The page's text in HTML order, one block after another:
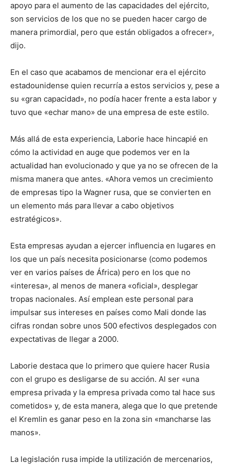
apoyo para el aumento de las capacidades del ejército,
son servicios de los que no se pueden hacer cargo de
manera primordial, pero que están obligados a ofrecer»,
dijo.
En el caso que acabamos de mencionar era el ejército
estadounidense quien recurría a estos servicios y, pese a
su «gran capacidad», no podía hacer frente a esta labor y
tuvo que «echar mano» de una empresa de este estilo.
Más allá de esta experiencia, Laborie hace hincapié en
cómo la actividad en auge que podemos ver en la
actualidad han evolucionado y que ya no se ofrecen de la
misma manera que antes. «Ahora vemos un crecimiento
de empresas tipo la Wagner rusa, que se convierten en
un elemento más para llevar a cabo objetivos
estratégicos».
Esta empresas ayudan a ejercer influencia en lugares en
los que un país necesita posicionarse (como podemos
ver en varios países de África) pero en los que no
«interesa», al menos de manera «oficial», desplegar
tropas nacionales. Así emplean este personal para
impulsar sus intereses en países como Mali donde las
cifras rondan sobre unos 500 efectivos desplegados con
expectativas de llegar a 2000.
Laborie destaca que lo primero que quiere hacer Rusia
con el grupo es desligarse de su acción. Al ser «una
empresa privada y la empresa privada como tal hace sus
cometidos» y, de esta manera, alega que lo que pretende
el Kremlin es ganar peso en la zona sin «mancharse las
manos».
La legislación rusa impide la utilización de mercenarios,